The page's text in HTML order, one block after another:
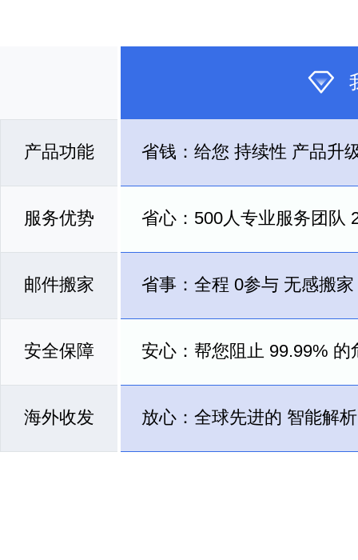
产品功能 省钱：给您 持续性 产品升
服务优势 省心：500人专业服务团队
邮件搬家 省事：全程 0参与 无感搬
安全保障 安心：帮您阻止 99.99% 的
海外收发 放心：全球先进的 智能解析